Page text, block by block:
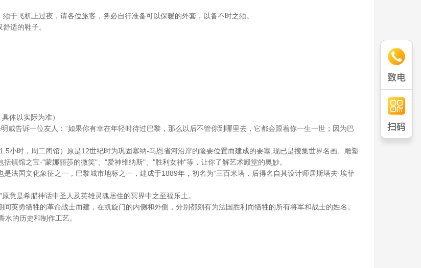
于飞机上过夜，请各位旅客，务必自行准备可以保暖的外套，以备不时之须。
适的鞋子。
体以实际为准）
威告诉一位友人：“如果你有幸在年轻时待过巴黎，那么以后不管你到哪里去，它都会跟着你一生一世；因为巴
小时，周二闭馆）原是12世纪时为巩固塞纳-马恩省河沿岸的险要位置而建成的要塞,现已是搜集世界名画、雕塑
镇馆之宝-"蒙娜丽莎的微笑"、"爱神维纳斯"、"胜利女神"等，让你了解艺术殿堂的奥妙。
是法国文化象征之一，巴黎城市地标之一，建成于1889年，初名为“三百米塔，后得名自其设计师居斯塔夫·埃菲
意是希腊神话中圣人及英雄灵魂居住的冥界中之至福乐土。
英勇牺牲的革命战士而建，在凯旋门的内侧和外侧，分别都刻有为法国胜利而牺牲的所有将军和战士的姓名。
水的历史和制作工艺。